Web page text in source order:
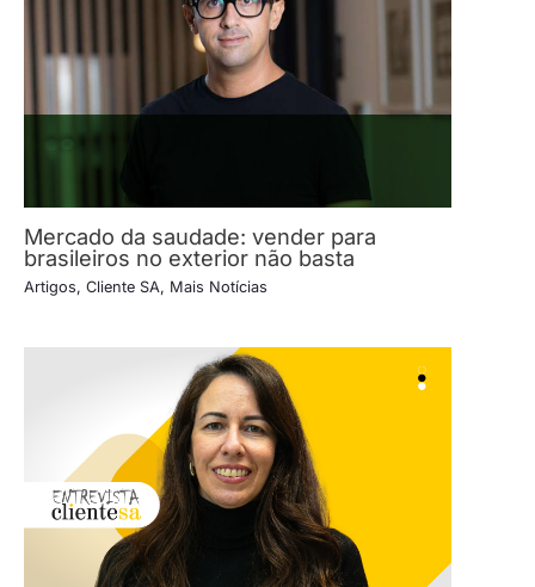
Mercado da saudade: vender para
brasileiros no exterior não basta
Artigos, Cliente SA, Mais Notícias